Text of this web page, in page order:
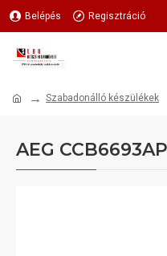
Belépés Regisztráció
Szabadonálló készülékek
AEG